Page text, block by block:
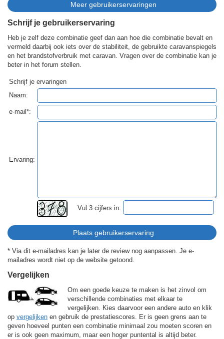
Schrijf je gebruikerservaring
Heb je zelf deze combinatie geef dan aan hoe die combinatie bevalt en
vermeld daarbij ook iets over de stabiliteit, de gebruikte caravanspiegels
en het brandstofverbruik met caravan. Vragen over de combinatie kan je
beter in het forum stellen.
Schrijf je ervaringen
Naam:
e-mail*:
Ervaring:
Vul 3 cijfers in:
* Via dit e-mailadres kan je later de review nog aanpassen. Je e-
mailadres wordt niet op de website getoond.
Vergelijken
Om een goede keuze te maken is het zinvol om
verschillende combinaties met elkaar te
vergelijken. Kies daarvoor een andere auto en klik
op vergelijken en gebruik de prestatiescores. Er is geen grens aan te
geven hoeveel punten een combinatie minimaal zou moeten scoren en
er is ook geen maximum, maar een hoger puntental is altijd beter.